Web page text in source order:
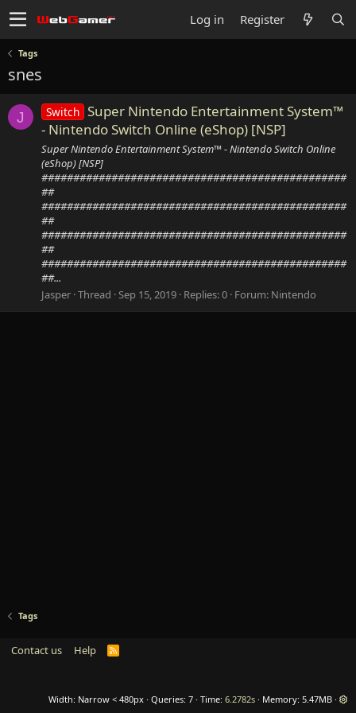
Log in Register
Tags
snes
J Switch Super Nintendo Entertainment System™
- Nintendo Switch Online (eShop) [NSP]
Super Nintendo Entertainment System™ - Nintendo Switch Online
(eShop) [NSP]
################################################
##
################################################
##
################################################
##
################################################
##...
Jasper Thread Sep 15, 2019 Replies: 0 Forum: Nintendo
Tags
Contact us Help
R
Width Queries 7 Time 6.2782s Memory 5.47MB